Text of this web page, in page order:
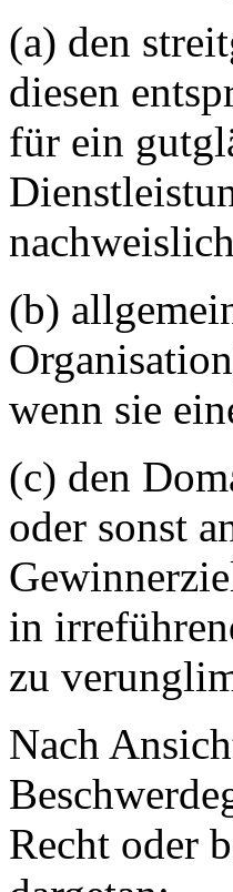
(a) den
diesen
für ein
(b)
wenn sie
(c) den
oder sonst
in
zu
Nach
Recht oder